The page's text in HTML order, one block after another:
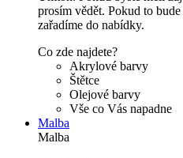
prosím vědět. Pokud to
zařadíme do nabídky.
Co zde najdete?
Akrylové barvy
Štětce
Olejové barvy
Vše co Vás napadne
Malba
Malba